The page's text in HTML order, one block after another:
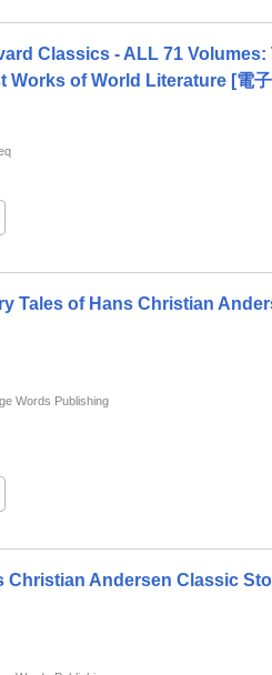
Classics - ALL 71
Works of World Literature [電子
Tales of Hans Christian
Words Publishing
Christian Andersen Classic